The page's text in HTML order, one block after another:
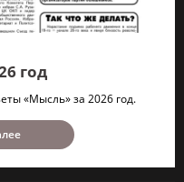
год
«Мысль» за 2026 год.